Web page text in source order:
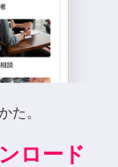
た。
ロード